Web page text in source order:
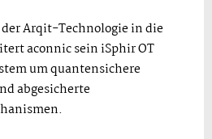
Arqit-Technologie in die
aconnic sein iSphir OT
um quantensichere
abgesicherte